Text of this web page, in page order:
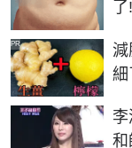
減
細
PR
李